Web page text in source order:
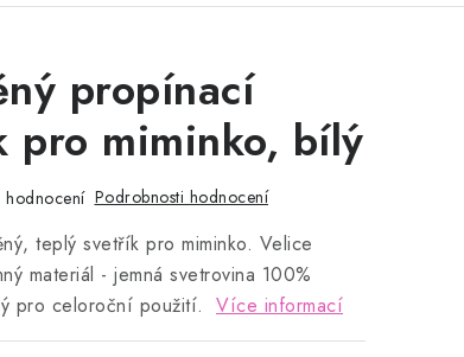
propínací
pro miminko, bílý
hodnocení Podrobnosti hodnocení
teplý svetřík pro miminko. Velice
materiál - jemná svetrovina 100%
pro celoroční použití. Více informací